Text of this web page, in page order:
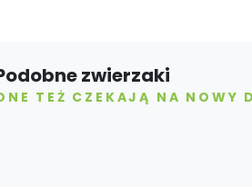
zwierzaki
TEŻ CZEKAJĄ NA NOWY